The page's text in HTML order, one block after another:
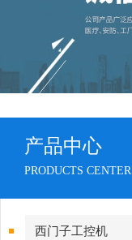
产品中心
PRODUCTS CENTER
西门子工控机